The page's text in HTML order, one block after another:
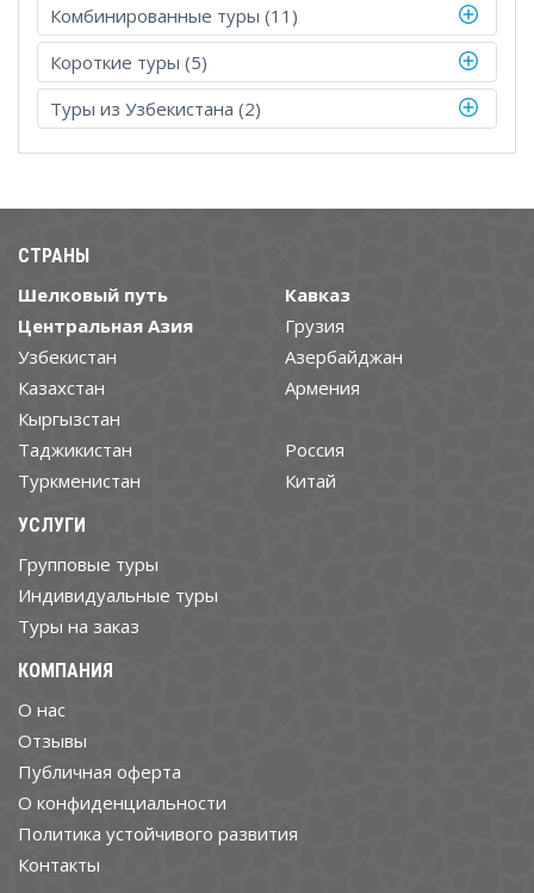
Комбинированные туры (11)
Короткие туры (5)
Туры из Узбекистана (2)
СТРАНЫ
Шелковый путь
Центральная Азия
Узбекистан
Казахстан
Кыргызстан
Таджикистан
Туркменистан
Кавказ
Грузия
Азербайджан
Армения
Россия
Китай
УСЛУГИ
Групповые туры
Индивидуальные туры
Туры на заказ
КОМПАНИЯ
О нас
Отзывы
Публичная оферта
О конфиденциальности
Политика устойчивого развития
Контакты